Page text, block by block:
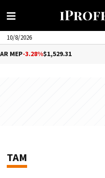
10/8/2026
MEP-3.28%$1,529.31
TAM